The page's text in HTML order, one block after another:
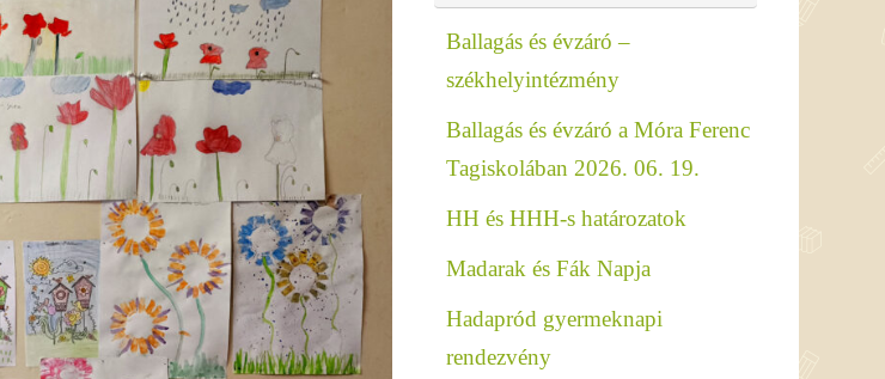
Ballagás és évzáró –
székhelyintézmény
Ballagás és évzáró a Móra Ferenc
Tagiskolában 2026. 06. 19.
HH és HHH-s határozatok
Madarak és Fák Napja
Hadapród gyermeknapi
rendezvény